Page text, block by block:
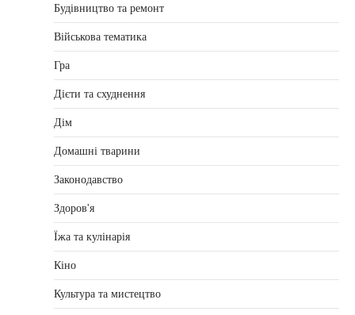
Будівництво та ремонт
Військова тематика
Гра
Дієти та схуднення
Дім
Домашні тварини
Законодавство
Здоров'я
Їжа та кулінарія
Кіно
Культура та мистецтво